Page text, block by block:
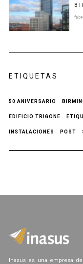
ETIQUETAS
50 ANIVERSARIO
EDIFICIO TRIGONE
INSTALACIONES POST
Inasus es una empresa